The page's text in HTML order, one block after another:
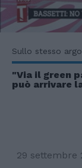
Sullo stesso
"Via il green
può arrivare
29 settembre